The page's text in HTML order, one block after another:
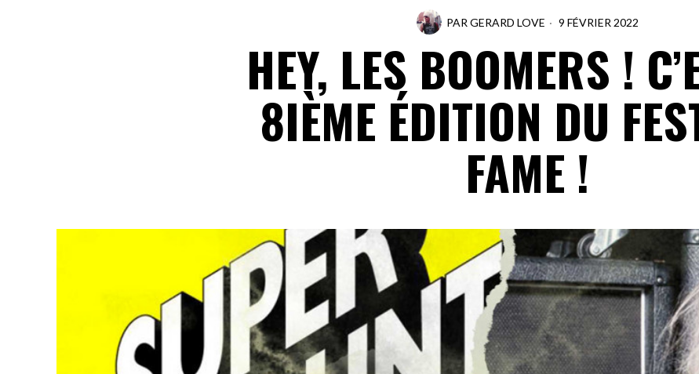
PAR GERARD LOVE 9 FÉVRIER 2022
HEY, LES BOOMERS !
8IÈME ÉDITION DU
FAME !